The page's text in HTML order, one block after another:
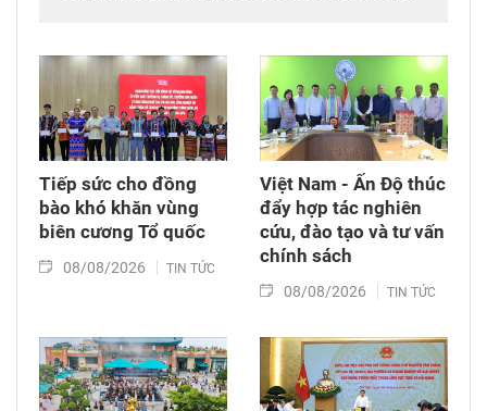
thời tặng quà cho cán bộ, chiến sĩ tham gia
công tác lấy mẫu tại đây.
Tiếp sức cho đồng
bào khó khăn vùng
biên cương Tổ quốc
08/08/2026 TIN TỨC
Việt Nam - Ấn Độ thúc
đẩy hợp tác nghiên
cứu, đào tạo và tư vấn
chính sách
08/08/2026 TIN TỨC